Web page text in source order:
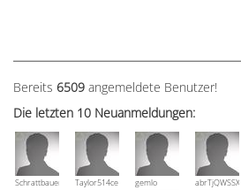
Bereits 6509 angemeldete Benutzer!
Die letzten 10 Neuanmeldungen:
Schrattbauer Taylor514ce gemlo